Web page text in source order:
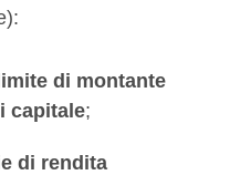
limite di montante
capitale;
di rendita